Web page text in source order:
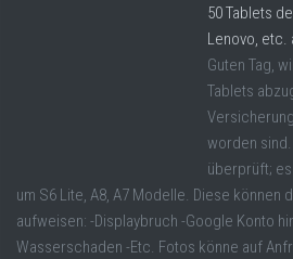
50 Tablets
Lenovo, etc.
Guten Tag,
Tablets
worden
überprüft;
um S6 Lite, A8, A7 Modelle. Diese können
aufweisen: -Displaybruch -Google Konto
Wasserschaden -Etc. Fotos könne auf